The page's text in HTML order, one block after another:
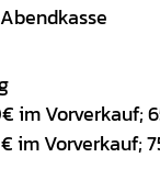
im Vorverkauf;
im Vorverkauf;